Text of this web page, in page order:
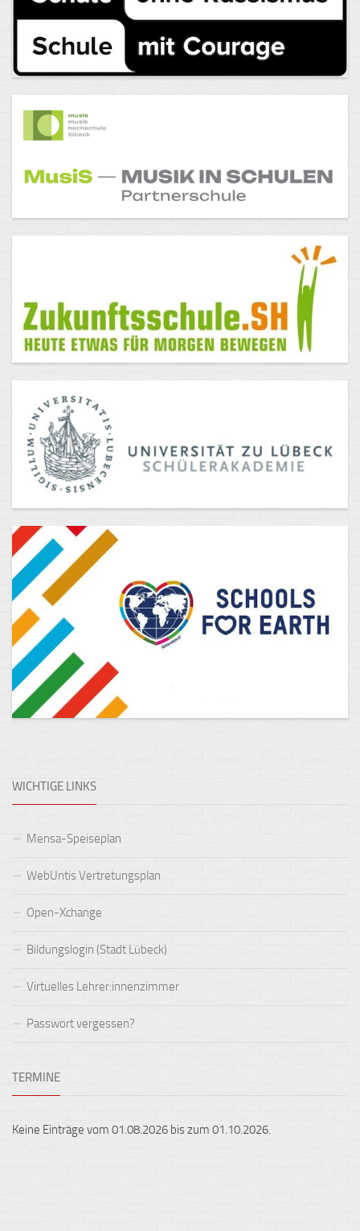
WICHTIGE LINKS
Mensa-Speiseplan
WebUntis Vertretungsplan
Open-Xchange
Bildungslogin (Stadt Lübeck)
Virtuelles Lehrer:innenzimmer
Passwort vergessen?
TERMINE
Keine Einträge vom 01.08.2026 bis zum 01.10.2026.